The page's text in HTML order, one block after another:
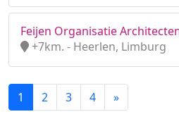
Feijen Organisatie
+7km. - Heerlen, Limburg
1 2 3 4 »